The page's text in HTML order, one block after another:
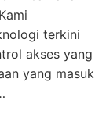
terkini
akses yang
yang masuk